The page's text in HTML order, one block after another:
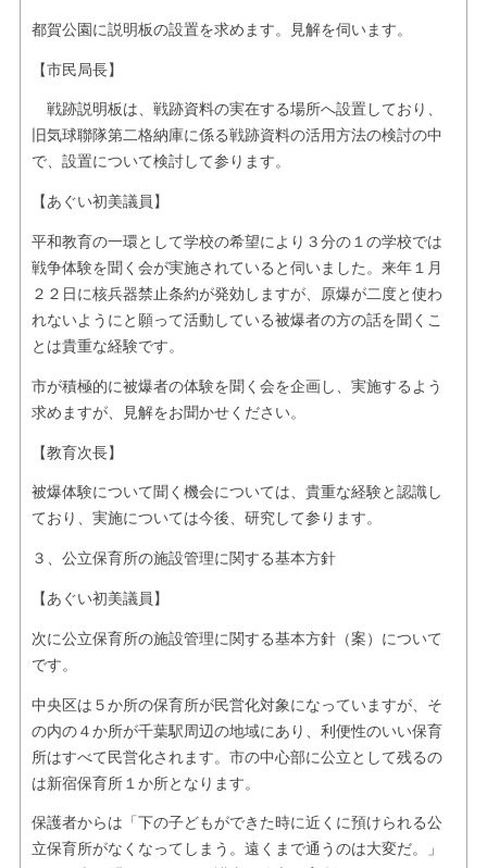
都賀公園に説明板の設置を求めます。見解を伺います。
【市民局長】
戦跡説明板は、戦跡資料の実在する場所へ設置しており、
旧気球聯隊第二格納庫に係る戦跡資料の活用方法の検討の中
で、設置について検討して参ります。
【あぐい初美議員】
平和教育の一環として学校の希望により３分の１の学校では
戦争体験を聞く会が実施されていると伺いました。来年１月
２２日に核兵器禁止条約が発効しますが、原爆が二度と使わ
れないようにと願って活動している被爆者の方の話を聞くこ
とは貴重な経験です。
市が積極的に被爆者の体験を聞く会を企画し、実施するよう
求めますが、見解をお聞かせください。
【教育次長】
被爆体験について聞く機会については、貴重な経験と認識し
ており、実施については今後、研究して参ります。
３、公立保育所の施設管理に関する基本方針
【あぐい初美議員】
次に公立保育所の施設管理に関する基本方針（案）について
です。
中央区は５か所の保育所が民営化対象になっていますが、そ
の内の４か所が千葉駅周辺の地域にあり、利便性のいい保育
所はすべて民営化されます。市の中心部に公立として残るの
は新宿保育所１か所となります。
保護者からは「下の子どもができた時に近くに預けられる公
立保育所がなくなってしまう。遠くまで通うのは大変だ。」